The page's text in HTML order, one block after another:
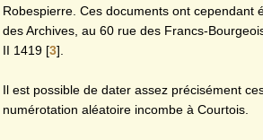
Robespierre. Ces documents ont cependant
des Archives, au 60 rue des Francs-
II 1419 [3].
Il est possible de dater assez précisément
numérotation aléatoire incombe à Courtois.